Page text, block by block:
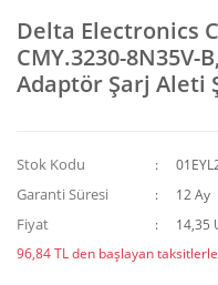
Delta Electronics
CMY.3230-8N35V-
Adaptör Şarj Aleti
Stok Kodu
Garanti Süresi 12 Ay
Fiyat
14,35
96,84 TL den başlayan